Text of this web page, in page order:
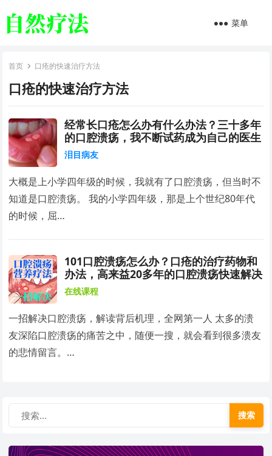
菜单
首页 口疮的快速治疗方法
口疮的快速治疗方法
经常长口疮怎么办有什么办法？三十多年
的口腔溃疡，我不断试药成为自己的医生
泪目病友
大概是上小学四年级的时候，我就有了口腔溃疡，但当时不
知道是口腔溃疡。 我的小学四年级，那是上个世纪80年代
的时候，屈…
101口腔溃疡怎么办？口疮的治疗药物和
办法，高来益20多年的口腔溃疡快速解决
在线课程
一招解决口腔溃疡，解读背后机理，全网第一人 太多的溃
友深陷口腔溃疡的痛苦之中，随便一搜，就会看到很多溃友
的悲情留言。…
搜索